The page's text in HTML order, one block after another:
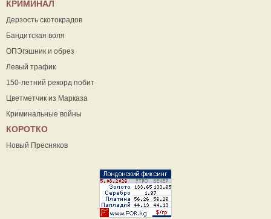
КРИМИНАЛ
Дерзость скотокрадов
Бандитская воля
ОПЭгэшник и обрез
Левый трафик
150-летний рекорд побит
Цветметчик из Марказа
Криминальные войны
КОРОТКО
Новый Пресняков